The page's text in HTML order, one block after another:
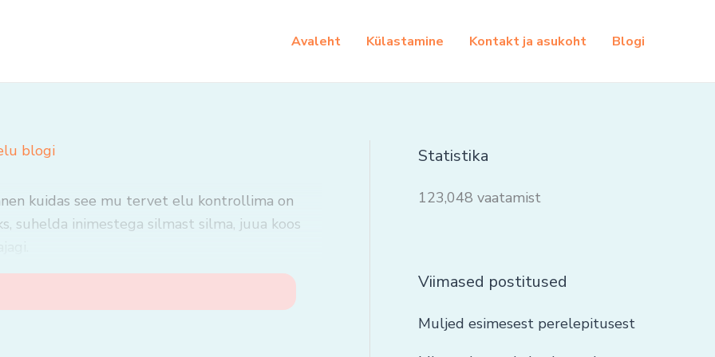
Avaleht Külastamine Kontakt ja asukoht Blogi
blogi
kuidas see mu tervet elu kontrollima on
suhelda inimestega silmast silma, juua koos
Statistika
123,048 vaatamist
Viimased postitused
Muljed esimesest perelepitusest